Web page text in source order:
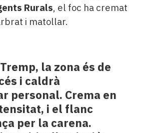
Rurals, el foc ha cremat
i matollar.
la zona és de
i caldrà
personal. Crema en
i el flanc
per la carena.